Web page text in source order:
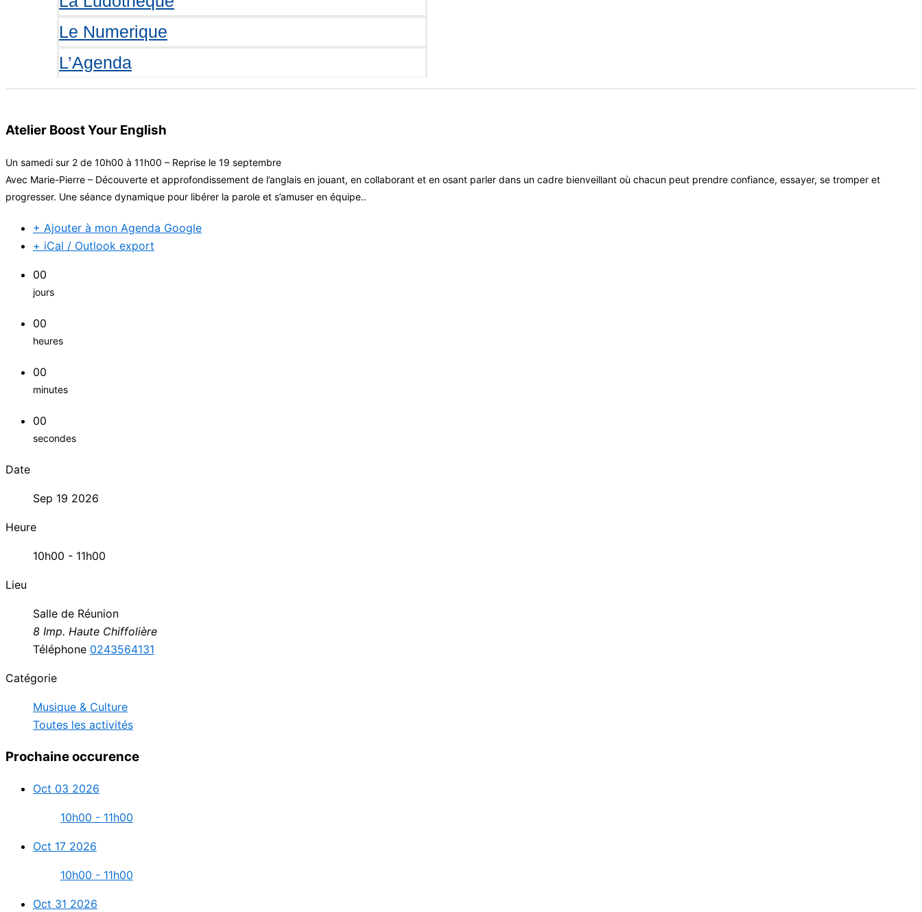
Le Numerique
L’Agenda
Atelier Boost Your English
Un samedi sur 2 de 10h00 à 11h00 – Reprise le 19 septembre
Avec Marie-Pierre – Découverte et approfondissement de l’anglais en jouant, en collaborant et en osant parler dans un cadre bienveillant où chacun peut prendre confiance, essayer, se tromper et
progresser. Une séance dynamique pour libérer la parole et s’amuser en équipe..
+ Ajouter à mon Agenda Google
+ iCal / Outlook export
00
jours
00
heures
00
minutes
00
secondes
Date
Sep 19 2026
Heure
10h00 - 11h00
Lieu
Salle de Réunion
8 Imp. Haute Chiffolière
Téléphone 0243564131
Catégorie
Musique & Culture
Toutes les activités
Prochaine occurence
Oct 03 2026
10h00 - 11h00
Oct 17 2026
10h00 - 11h00
Oct 31 2026